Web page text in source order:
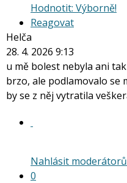
Hodnotit: Výborně!
Reagovat
Helča
28. 4. 2026 9:13
u mě bolest nebyla ani
brzo, ale podlamovalo
by se z něj vytratila
Nahlásit
0